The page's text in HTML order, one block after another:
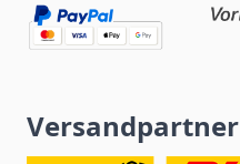
Versandpartner